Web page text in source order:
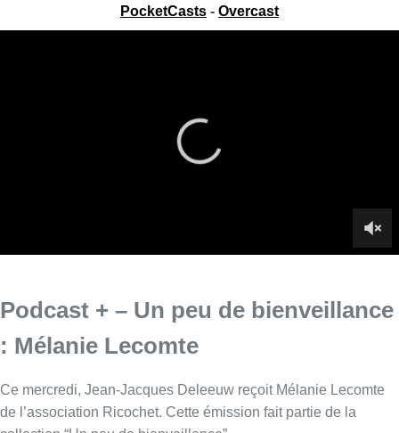
PocketCasts- Overcast
: Mélanie Lecomte
Ce mercredi, Jean-Jacques Deleeuw reçoit Mélanie Lecomte